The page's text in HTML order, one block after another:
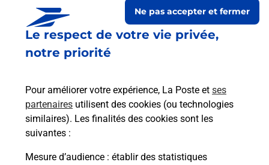
Le respect de votre vie privée,
notre priorité
Pour améliorer votre expérience, La Poste et ses
partenaires utilisent des cookies (ou technologies
similaires). Les finalités des cookies sont les
suivantes :
Mesure d’audience : établir des statistiques
Ne pas accepter et fermer
Boîte aux lettres La Poste
15 Rue Principale
68510 Helfrantzkirch
Le lien s'ouvre dans un nouvel onglet